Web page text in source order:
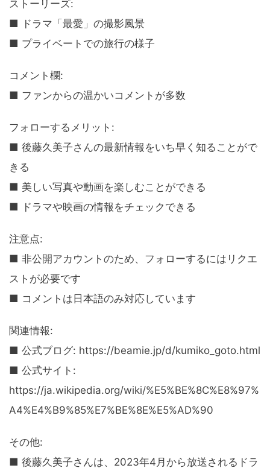
ストーリーズ:
■ ドラマ「最愛」の撮影風景
■ プライベートでの旅行の様子
コメント欄:
■ ファンからの温かいコメントが多数
フォローするメリット:
■ 後藤久美子さんの最新情報をいち早く知ることがで
きる
■ 美しい写真や動画を楽しむことができる
■ ドラマや映画の情報をチェックできる
注意点:
■ 非公開アカウントのため、フォローするにはリクエ
ストが必要です
■ コメントは日本語のみ対応しています
関連情報:
■ 公式ブログ: https://beamie.jp/d/kumiko_goto.html
■ 公式サイト:
https://ja.wikipedia.org/wiki/%E5%BE%8C%E8%97%
A4%E4%B9%85%E7%BE%8E%E5%AD%90
その他:
■ 後藤久美子さんは、2023年4月から放送されるドラ